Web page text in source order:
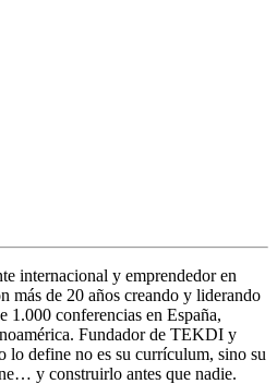
internacional y emprendedor en
más de 20 años creando y liderando
1.000 conferencias en España,
Fundador de TEKDI y
lo define no es su currículum, sino su
y construirlo antes que nadie.